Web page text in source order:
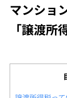
マンショ
「譲渡所